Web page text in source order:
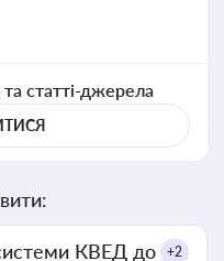
статті-джерела
системи КВЕД до +2